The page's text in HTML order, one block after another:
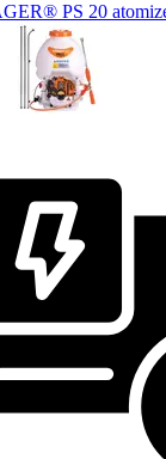
PS 20